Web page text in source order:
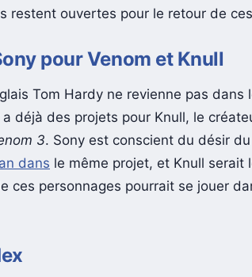
restent ouvertes pour le retour de
pour Venom et Knull
Tom Hardy ne revienne pas dans
a déjà des projets pour Knull, le
3. Sony est conscient du désir
dans le même projet, et Knull serait
ces personnages pourrait se jouer